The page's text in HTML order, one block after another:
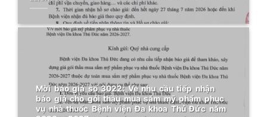
Mời báo giá số 3022: Về nhu cầu tiếp nhận
báo giá cho gói thầu mua sắm mỹ phẩm phục
vụ nhà thuốc Bệnh viện Đa khoa Thủ Đức năm